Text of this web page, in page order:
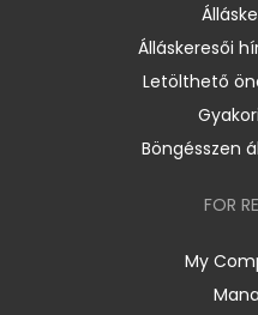
Álláskeresői
Letölthető
Böngésszen
FOR
My